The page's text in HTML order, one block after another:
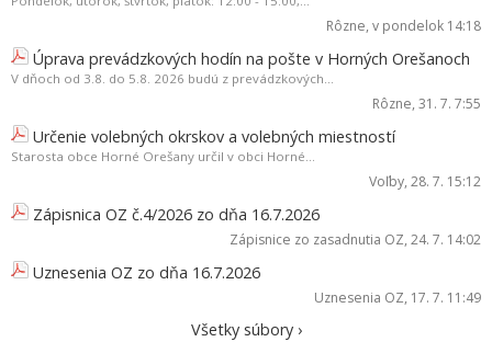
Rôzne, v pondelok 14:18
Úprava prevádzkových hodín na pošte v Horných Orešanoch
V dňoch od 3.8. do 5.8. 2026 budú z prevádzkových...
Rôzne, 31. 7. 7:55
Určenie volebných okrskov a volebných miestností
Starosta obce Horné Orešany určil v obci Horné...
Voľby, 28. 7. 15:12
Zápisnica OZ č.4/2026 zo dňa 16.7.2026
Zápisnice zo zasadnutia OZ, 24. 7. 14:02
Uznesenia OZ zo dňa 16.7.2026
Uznesenia OZ, 17. 7. 11:49
Všetky súbory ›